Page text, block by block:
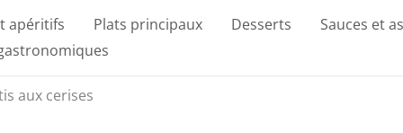
apéritifs Plats principaux Desserts Sauces et
aux cerises